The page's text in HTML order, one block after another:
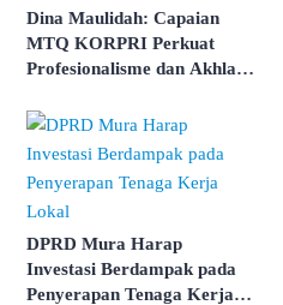
Dina Maulidah: Capaian
MTQ KORPRI Perkuat
Profesionalisme dan Akhlak
DPRD Mura Harap
Investasi Berdampak pada
Penyerapan Tenaga Kerja